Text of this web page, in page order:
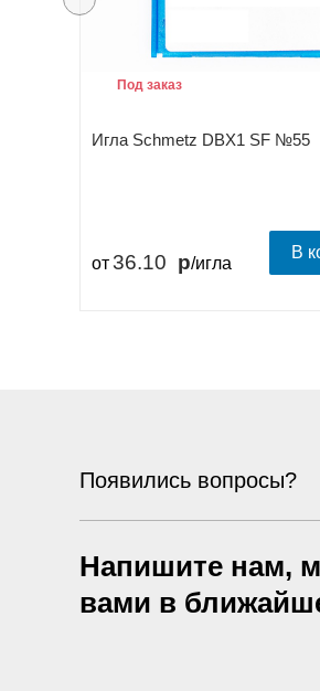
Игла Schmetz DBX1 SF №55
Под заказ
от36.10 /игла
В
Появились вопросы?
Напишите нам,
вами в